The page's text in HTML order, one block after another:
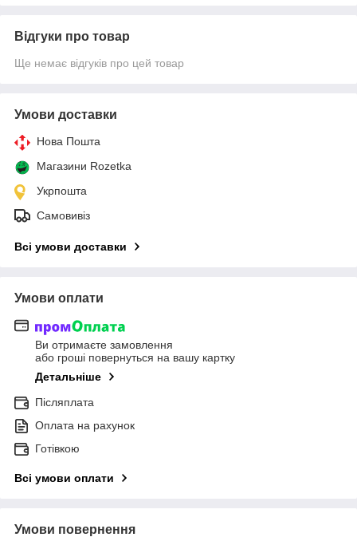
Відгуки про товар
Ще немає відгуків про цей товар
Умови доставки
Нова Пошта
Магазини Rozetka
Укрпошта
Самовивіз
Всі умови доставки
Умови оплати
Ви отримаєте замовлення
або гроші повернуться на вашу картку
Детальніше
Післяплата
Оплата на рахунок
Готівкою
Всі умови оплати
Умови повернення